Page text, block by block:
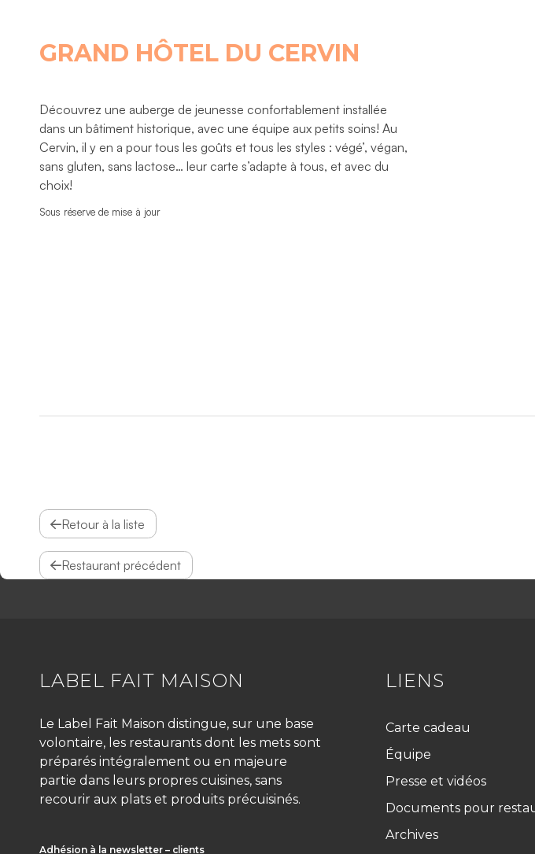
GRAND HÔTEL DU CERVIN
Découvrez une auberge de jeunesse confortablement installée
dans un bâtiment historique, avec une équipe aux petits soins! Au
Cervin, il y en a pour tous les goûts et tous les styles : végé’, végan,
sans gluten, sans lactose… leur carte s’adapte à tous, et avec du
choix!
Sous réserve de mise à jour
Retour à la liste
Restaurant précédent
LABEL FAIT MAISON
Le Label Fait Maison distingue, sur une base
volontaire, les restaurants dont les mets sont
préparés intégralement ou en majeure
partie dans leurs propres cuisines, sans
recourir aux plats et produits précuisinés.
Adhésion à la newsletter – clients
LIENS
Carte cadeau
Équipe
Presse et vidéos
Documents pour
Archives